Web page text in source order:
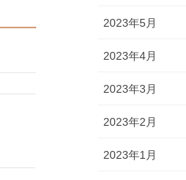
2023年5月
2023年4月
2023年3月
2023年2月
2023年1月